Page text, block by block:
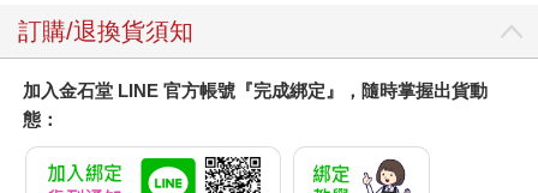
訂購/退換貨須知
加入金石堂 LINE 官方帳號『完成綁定』，隨時掌握出貨動
態：